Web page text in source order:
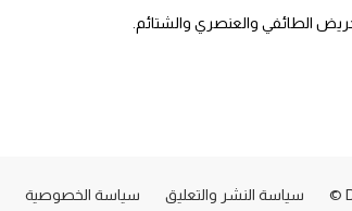
الطائفي والعنصري والشتائم.
سياسة النشر والتعليق سياسة الخصوصية